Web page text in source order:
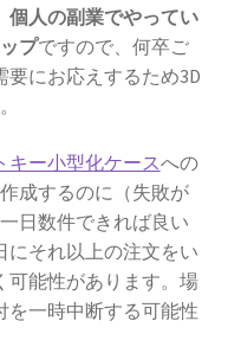
個人の副業でやってい
プですので、何卒ご
にお応えするため3D
。
キー小型化ケースへの
成するのに（失敗が
日数件できれば良い
にそれ以上の注文をい
可能性があります。場
を一時中断する可能性